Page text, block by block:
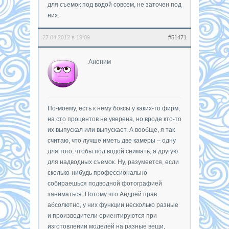
для съемок под водой совсем, не заточен под
них.
27.04.2012 в 19:09 #51471
Аноним
По-моему, есть к нему боксы у каких-то фирм,
на сто процентов не уверена, но вроде кто-то
их выпускал или выпускает. А вообще, я так
считаю, что лучше иметь две камеры – одну
для того, чтобы под водой снимать, а другую
для надводных съемок. Ну, разумеется, если
сколько-нибудь профессионально
собираешься подводной фотографией
заниматься. Потому что Андрей прав
абсолютно, у них функции несколько разные
и производители ориентируются при
изготовлении моделей на разные вещи,